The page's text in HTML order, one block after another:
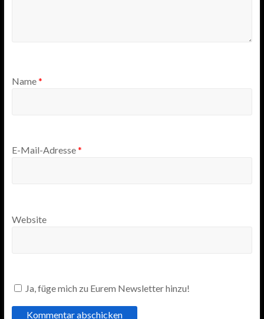
Name*
E-Mail-Adresse*
Website
Ja, füge mich zu Eurem Newsletter hinzu!